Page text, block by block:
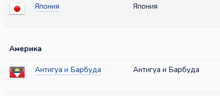
Япония Япония
Америка
Антигуа и Барбуда Антигуа и Барбуда